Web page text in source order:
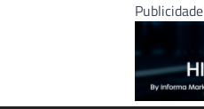
Publicidade